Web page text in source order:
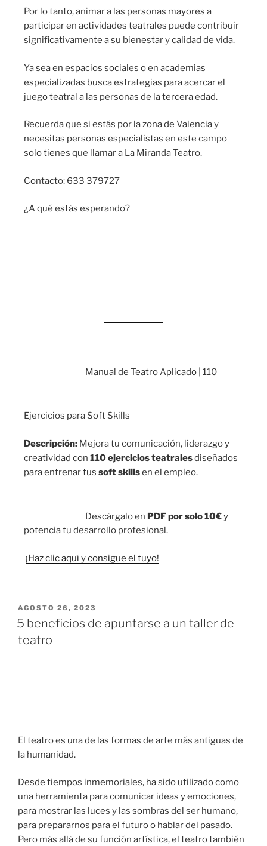
Por lo tanto, animar a las personas mayores a
participar en actividades teatrales puede contribuir
significativamente a su bienestar y calidad de vida.
Ya sea en espacios sociales o en academias
especializadas busca estrategias para acercar el
juego teatral a las personas de la tercera edad.
Recuerda que si estás por la zona de Valencia y
necesitas personas especialistas en este campo
solo tienes que llamar a La Miranda Teatro.
Contacto: 633 379727
¿A qué estás esperando?
Manual de Teatro Aplicado | 110
Ejercicios para Soft Skills
Descripción: Mejora tu comunicación, liderazgo y
creatividad con 110 ejercicios teatralesdiseñados
para entrenar tus soft skillsen el empleo.
Descárgalo en PDF por solo 10€y
potencia tu desarrollo profesional.
¡Haz clic aquí y consigue el tuyo!
AGOSTO 26, 2023
5 beneficios de apuntarse a un taller de
teatro
El teatro es una de las formas de arte más antiguas de
la humanidad.
Desde tiempos inmemoriales, ha sido utilizado como
una herramienta para comunicar ideas y emociones,
para mostrar las luces y las sombras del ser humano,
para prepararnos para el futuro o hablar del pasado.
Pero más allá de su función artística, el teatro también